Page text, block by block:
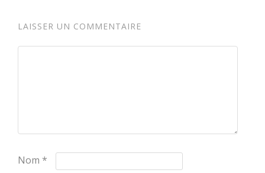
LAISSER UN COMMENTAIRE
Nom *